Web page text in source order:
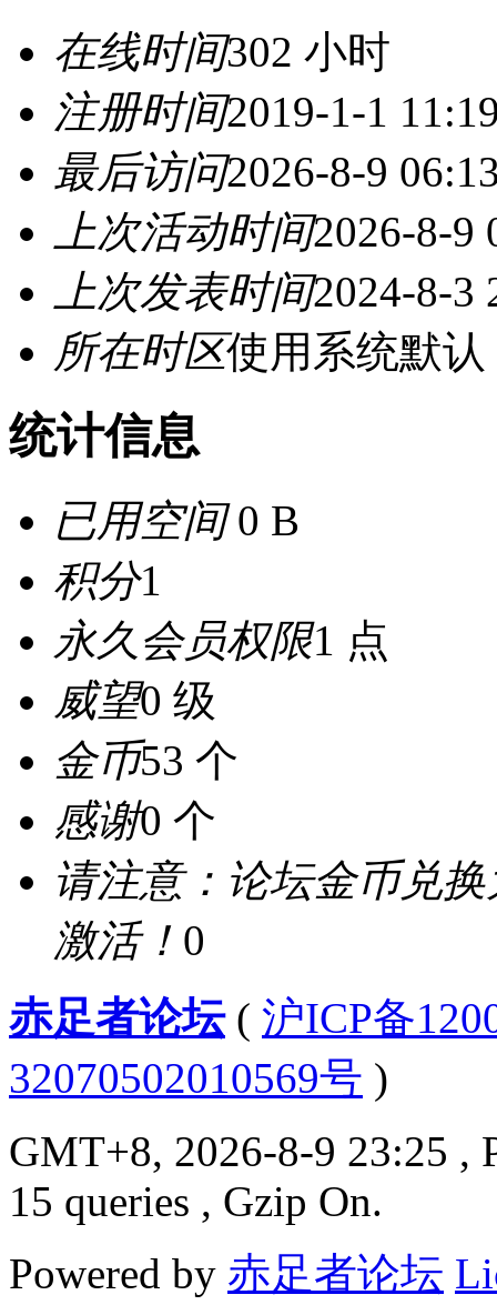
在线时间302 小时
注册时间2019-1-1
最后访问2026-8-9
上次活动时间2026-8-9
上次发表时间2024-8-3
所在时区使用系统默认
统计信息
已用空间0 B
积分1
永久会员权限1 点
威望0 级
金币53 个
感谢0 个
请注意：论坛金币兑
激活！ 0
赤足者论坛( 沪ICP备
32070502010569号 )
GMT+8, 2026-8-9 23:25 ,
15 queries , Gzip On.
Powered by 赤足者论坛